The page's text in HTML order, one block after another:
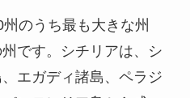
のうち最も大きな州
です。シチリアは、シ
エガディ諸島、ペラジ